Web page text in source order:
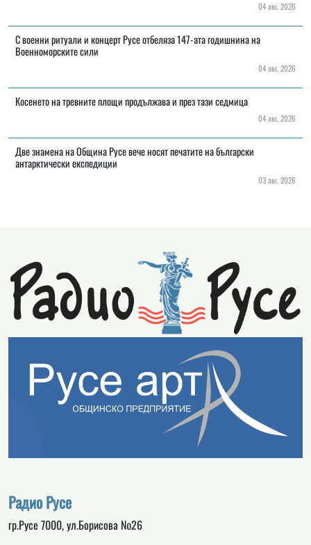
04 авг, 2026
С военни ритуали и концерт Русе отбеляза 147-ата годишнина на
Военноморските сили
04 авг, 2026
Косенето на тревните площи продължава и през тази седмица
04 авг, 2026
Две знамена на Община Русе вече носят печатите на български
антарктически експедиции
03 авг, 2026
Радио Русе
гр.Русе 7000, ул.Борисова №26